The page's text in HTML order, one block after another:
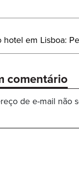
hotel em Lisboa:
comentário
de e-mail não